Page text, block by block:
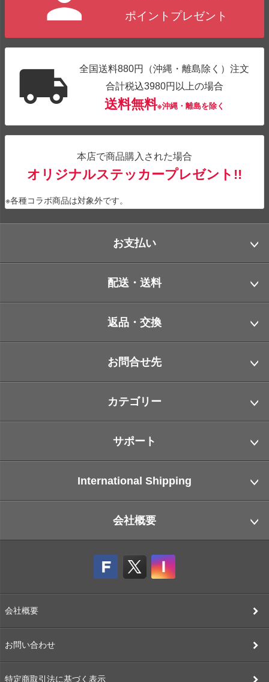
ポイントプレゼント
全国送料880円（沖縄・離島除く）注文
合計税込3980円以上の場合
送料無料※沖縄・離島を除く
本店で商品購入された場合
オリジナルステッカープレゼント!!
※各種コラボ商品は対象外です。
お支払い
配送・送料
返品・交換
お問合せ先
カテゴリー
サポート
International Shipping
会社概要
会社概要
お問い合わせ
特定商取引法に基づく表示